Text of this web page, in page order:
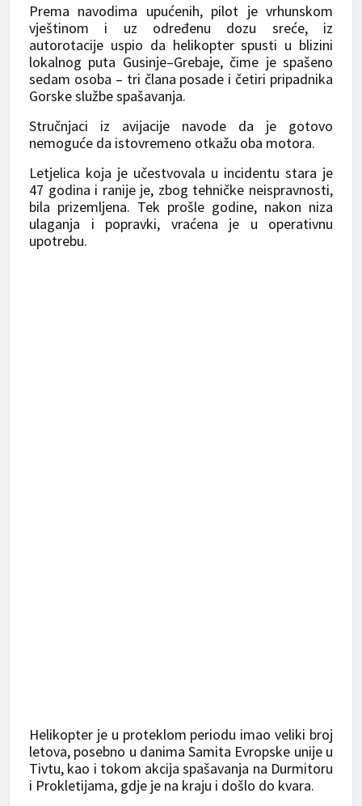
Prema navodima upućenih, pilot je vrhunskom
vještinom i uz određenu dozu sreće, iz
autorotacije uspio da helikopter spusti u blizini
lokalnog puta Gusinje–Grebaje, čime je spašeno
sedam osoba – tri člana posade i četiri pripadnika
Gorske službe spašavanja.
Stručnjaci iz avijacije navode da je gotovo
nemoguće da istovremeno otkažu oba motora.
Letjelica koja je učestvovala u incidentu stara je
47 godina i ranije je, zbog tehničke neispravnosti,
bila prizemljena. Tek prošle godine, nakon niza
ulaganja i popravki, vraćena je u operativnu
upotrebu.
Helikopter je u proteklom periodu imao veliki broj
letova, posebno u danima Samita Evropske unije u
Tivtu, kao i tokom akcija spašavanja na Durmitoru
i Prokletijama, gd‌je je na kraju i došlo do kvara.